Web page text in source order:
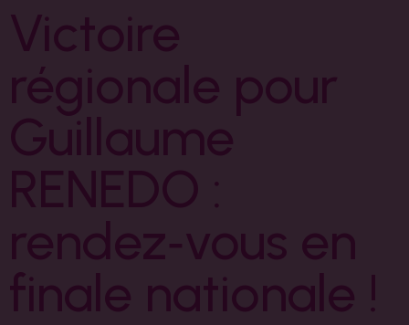
Victoire
régionale pour
Guillaume
RENEDO :
rendez‑vous en
finale nationale !